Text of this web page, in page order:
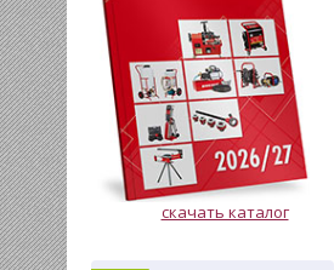
скачать каталог